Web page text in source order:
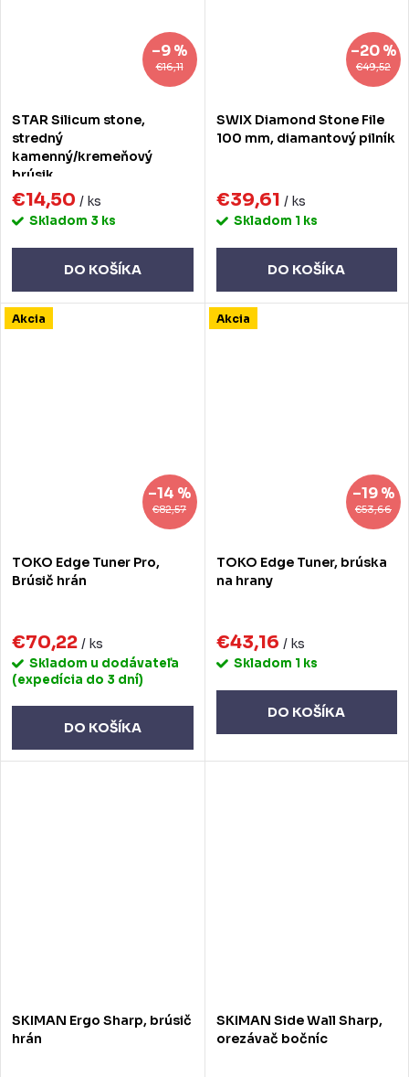
€16,11
–9 %
STAR Silicum stone,
stredný
kamenný/kremeňový
brúsik
€14,50 / ks
Skladom 3 ks
DO KOŠÍKA
€49,52
–20 %
SWIX Diamond Stone File
100 mm, diamantový pilník
€39,61 / ks
Skladom 1 ks
DO KOŠÍKA
Akcia
€82,57
–14 %
TOKO Edge Tuner Pro,
Brúsič hrán
€70,22 / ks
Skladom u dodávateľa
(expedícia do 3 dní)
DO KOŠÍKA
Akcia
€53,66
–19 %
TOKO Edge Tuner, brúska
na hrany
€43,16 / ks
Skladom 1 ks
DO KOŠÍKA
SKIMAN Ergo Sharp, brúsič
hrán
SKIMAN Side Wall Sharp,
orezávač bočníc